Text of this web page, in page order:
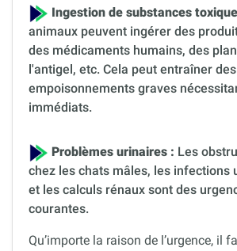
Ingestion de substances
animaux peuvent ingérer des
des médicaments humains, des
l'antigel, etc. Cela peut entraîner des
empoisonnements graves
immédiats.
Problèmes urinaires : Les
chez les chats mâles, les infections
et les calculs rénaux sont des
courantes.
Qu’importe la raison de l’urgence, il